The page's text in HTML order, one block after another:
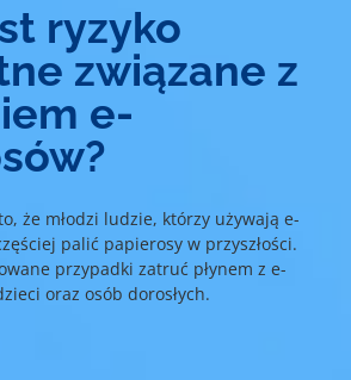
ryzyko
związane z
e-
że młodzi ludzie, którzy używają e-
palić papierosy w przyszłości.
przypadki zatruć płynem z e-
oraz osób dorosłych.